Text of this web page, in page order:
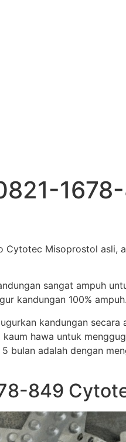
Misoprostol asli,
sangat ampuh
kandungan 100% ampuh.
kandungan secara
hawa untuk
bulan adalah dengan
849